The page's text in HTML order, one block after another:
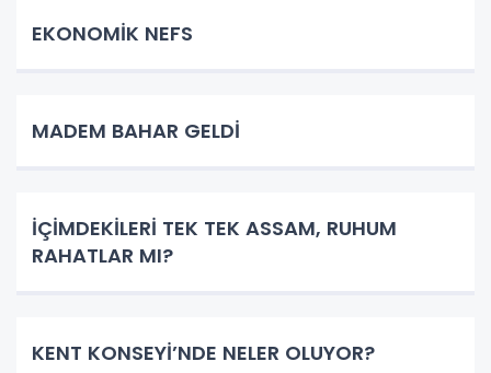
EKONOMİK NEFS
MADEM BAHAR GELDİ
İÇİMDEKİLERİ TEK TEK ASSAM, RUHUM
RAHATLAR MI?
KENT KONSEYİ’NDE NELER OLUYOR?